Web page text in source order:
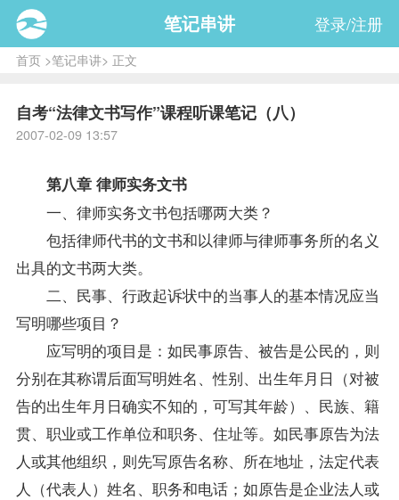
笔记串讲 登录/注册
首页>笔记串讲> 正文
自考“法律文书写作”课程听课笔记（八）
2007-02-09 13:57
第八章 律师实务文书
一、律师实务文书包括哪两大类？
包括律师代书的文书和以律师与律师事务所的名义
出具的文书两大类。
二、民事、行政起诉状中的当事人的基本情况应当
写明哪些项目？
应写明的项目是：如民事原告、被告是公民的，则
分别在其称谓后面写明姓名、性别、出生年月日（对被
告的出生年月日确实不知的，可写其年龄）、民族、籍
贯、职业或工作单位和职务、住址等。如民事原告为法
人或其他组织，则先写原告名称、所在地址，法定代表
人（代表人）姓名、职务和电话；如原告是企业法人或